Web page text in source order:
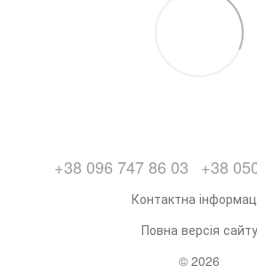
+38 096 747 86 03 +38
Контактна
Повна версія сайту
© 2026